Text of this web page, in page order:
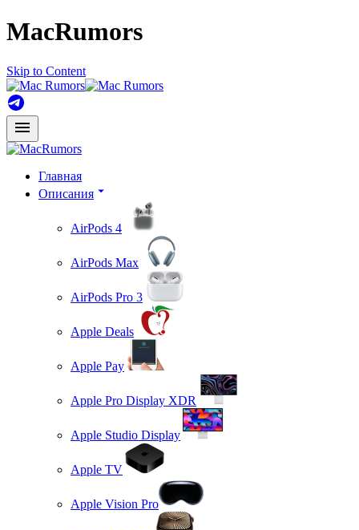
MacRumors
Skip to Content
Главная
Описания
AirPods 4
AirPods Max
AirPods Pro 3
Apple Deals
Apple Pay
Apple Pro Display XDR
Apple Studio Display
Apple TV
Apple Vision Pro